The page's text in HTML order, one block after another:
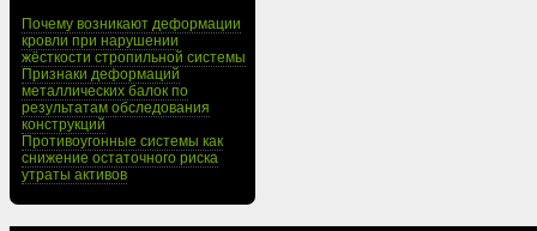
Почему возникают деформации
кровли при нарушении
жёсткости стропильной системы
Признаки деформаций
металлических балок по
результатам обследования
конструкций
Противоугонные системы как
снижение остаточного риска
утраты активов